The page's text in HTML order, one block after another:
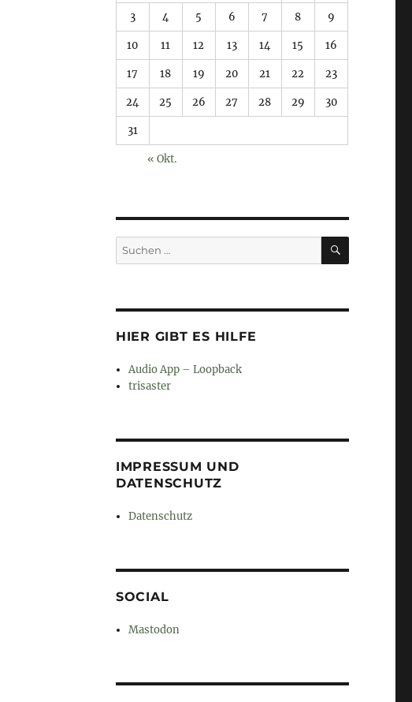
3 4 5 6 7 8 9
10 11 12 13 14 15 16
17 18 19 20 21 22 23
24 25 26 27 28 29 30
31
« Okt.
Suchen
nach:
SUCHEN
HIER GIBT ES HILFE
Audio App – Loopback
trisaster
IMPRESSUM UND
DATENSCHUTZ
Datenschutz
SOCIAL
Mastodon